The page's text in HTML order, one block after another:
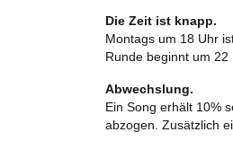
Die Zeit ist knapp.
Montags um 18 Uhr
Runde beginnt um 22
Abwechslung.
Ein Song erhält 10%
abzogen. Zusätzlich